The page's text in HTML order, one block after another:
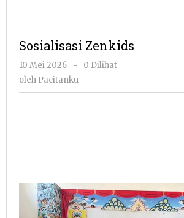
Sosialisasi Zenkids
10 Mei 2026
oleh
Pacitanku
-
0 Dilihat
oleh Pacitanku